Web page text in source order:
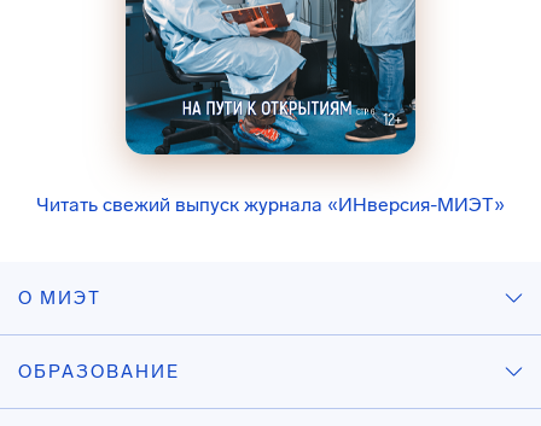
Читать свежий выпуск журнала «ИНверсия-МИЭТ»
О МИЭТ
ОБРАЗОВАНИЕ